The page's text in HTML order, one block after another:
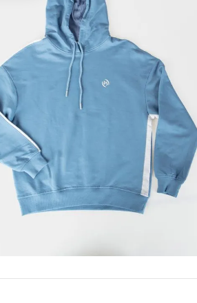
. tv
7. laptop
terrex
cocina
lavadora